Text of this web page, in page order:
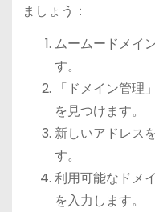
ましょう：
ムームードメイ
す。
「ドメイン管理
を見つけます。
新しいアドレス
す。
利用可能なドメ
を入力します。